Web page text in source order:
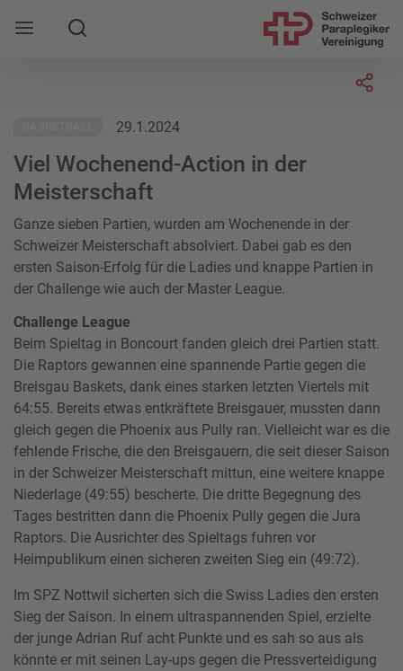
Mobile Navigation öffnen
Suche
29.1.2024
Viel Wochenend-Action in der
Meisterschaft
Ganze sieben Partien, wurden am Wochenende in der
Schweizer Meisterschaft absolviert. Dabei gab es den
ersten Saison-Erfolg für die Ladies und knappe Partien in
der Challenge wie auch der Master League.
Challenge League
Beim Spieltag in Boncourt fanden gleich drei Partien statt.
Die Raptors gewannen eine spannende Partie gegen die
Breisgau Baskets, dank eines starken letzten Viertels mit
64:55. Bereits etwas entkräftete Breisgauer, mussten dann
gleich gegen die Phoenix aus Pully ran. Vielleicht war es die
fehlende Frische, die den Breisgauern, die seit dieser Saison
in der Schweizer Meisterschaft mittun, eine weitere knappe
Niederlage (49:55) bescherte. Die dritte Begegnung des
Tages bestritten dann die Phoenix Pully gegen die Jura
Raptors. Die Ausrichter des Spieltags fuhren vor
Heimpublikum einen sicheren zweiten Sieg ein (49:72).
Im SPZ Nottwil sicherten sich die Swiss Ladies den ersten
Sieg der Saison. In einem ultraspannenden Spiel, erzielte
der junge Adrian Ruf acht Punkte und es sah so aus als
könnte er mit seinen Lay-ups gegen die Pressverteidigung